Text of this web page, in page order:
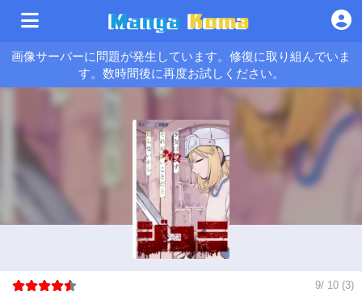
画像サーバーに問題が発生しています。修復に取り組んでいま
す。数時間後に再度お試しください。
9/ 10 (3)